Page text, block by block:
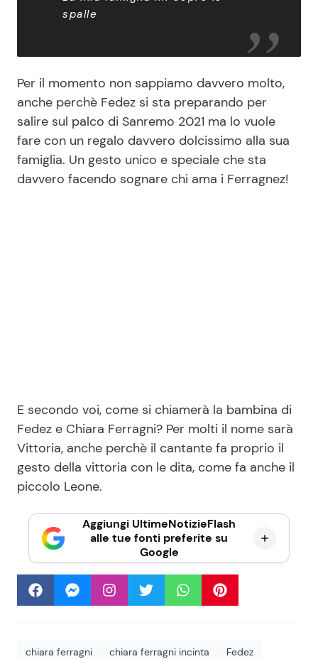
spalle
Per il momento non sappiamo davvero molto,
anche perchè Fedez si sta preparando per
salire sul palco di Sanremo 2021 ma lo vuole
fare con un regalo davvero dolcissimo alla sua
famiglia. Un gesto unico e speciale che sta
davvero facendo sognare chi ama i Ferragnez!
E secondo voi, come si chiamerà la bambina di
Fedez e Chiara Ferragni? Per molti il nome sarà
Vittoria, anche perchè il cantante fa proprio il
gesto della vittoria con le dita, come fa anche il
piccolo Leone.
Aggiungi UltimeNotizieFlash
alle tue fonti preferite su
Google
chiara ferragni chiara ferragni incinta
Fedez